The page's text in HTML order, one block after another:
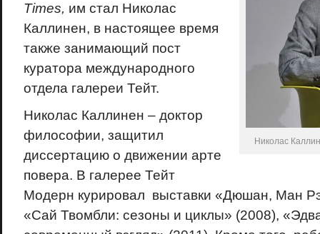
Николас
Times, им стал Николас
Каллинен, в настоящее время
также занимающий пост
куратора международного
отдела галереи Тейт.
Николас Каллинен – доктор
философии, защитил
диссертацию о движении арте
повера. В галерее Тейт
Модерн курировал выставки «Дюшан, Ман
«Сай Твомбли: сезоны и циклы» (2008),